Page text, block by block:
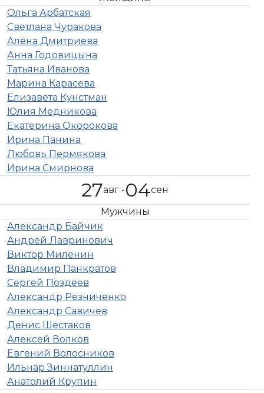
Ольга Арбатская
Светлана Чуракова
Алёна Дмитриева
Анна Годовицына
Татьяна Иванова
Марина Карасева
Елизавета Кунстман
Юлия Медникова
Екатерина Окорокова
Ирина Панина
Любовь Пермякова
Ирина Смирнова
27авг -04сен
Мyжчины
Александр Байчик
Андрей Лавринович
Виктор Миленин
Владимир Панкратов
Сергей Поздеев
Александр Резниченко
Александр Савичев
Денис Шестаков
Алексей Волков
Евгений Волосников
Ильнар Зиннатуллин
Анатолий Крупин